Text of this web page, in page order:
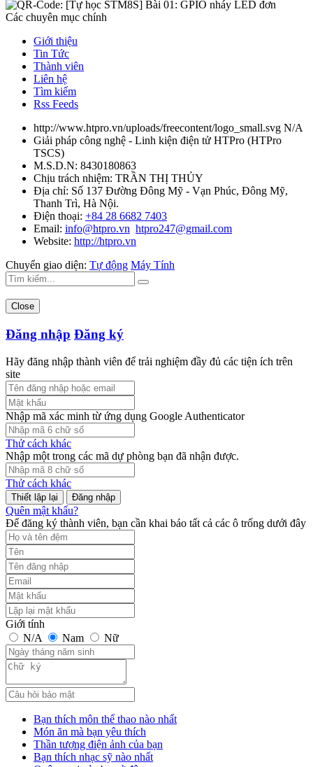
Các chuyên mục chính
Giới thiệu
Tin Tức
Thành viên
Liên hệ
Tìm kiếm
Rss Feeds
http://www.htpro.vn/uploads/freecontent/logo_small.svg N/A
Giải pháp công nghệ - Linh kiện điện tử HTPro (HTPro
TSCS)
M.S.D.N: 8430180863
Chịu trách nhiệm: TRẦN THỊ THỦY
Địa chỉ: Số 137 Đường Đông Mỹ - Vạn Phúc, Đông Mỹ,
Thanh Trì, Hà Nội.
Điện thoại: +84 28 6682 7403
Email: info@htpro.vn htpro247@gmail.com
Website: http://htpro.vn
Chuyển giao diện: Tự động Máy Tính
Close
Đăng nhập Đăng ký
Hãy đăng nhập thành viên để trải nghiệm đầy đủ các tiện ích trên
site
Nhập mã xác minh từ ứng dụng Google Authenticator
Thử cách khác
Nhập một trong các mã dự phòng bạn đã nhận được.
Thử cách khác
Đăng nhập
Quên mật khẩu?
Để đăng ký thành viên, bạn cần khai báo tất cả các ô trống dưới đây
Giới tính
N/A
Nam Nữ
Bạn thích môn thể thao nào nhất
Món ăn mà bạn yêu thích
Thần tượng điện ảnh của bạn
Bạn thích nhạc sỹ nào nhất